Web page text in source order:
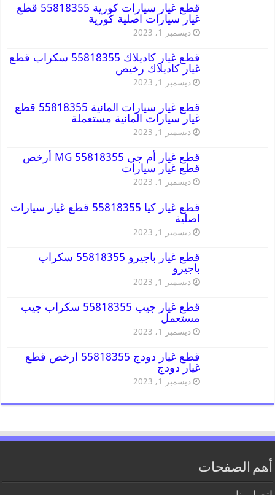
قطع غيار سيارات كورية 55818355 قطع
غيار سيارات اصلية كورية
ديسمبر 1, 2023
قطع غيار كاديلاك 55818355 سكراب قطع
غيار كاديلاك رخيص
ديسمبر 1, 2023
قطع غيار سيارات المانية 55818355 قطع
غيار سيارات المانية مستعملة
ديسمبر 1, 2023
قطع غيار أم جي MG 55818355 أرخص
قطع غيار سيارات
ديسمبر 1, 2023
قطع غيار كيا 55818355 قطع غيار سيارات
اصلية
ديسمبر 1, 2023
قطع غيار باجيرو 55818355 سكراب
باجيرو
ديسمبر 1, 2023
قطع غيار جيب 55818355 سكراب جيب
مستعمل
ديسمبر 1, 2023
قطع غيار دودج 55818355 ارخص قطع
غيار دودج
ديسمبر 1, 2023
أهم الصفحات